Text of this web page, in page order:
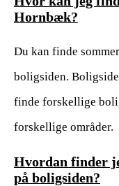
Hornbæk?
Du kan finde
boligsiden.
finde forskellige
forskellige områder.
Hvordan finder
på boligsiden?